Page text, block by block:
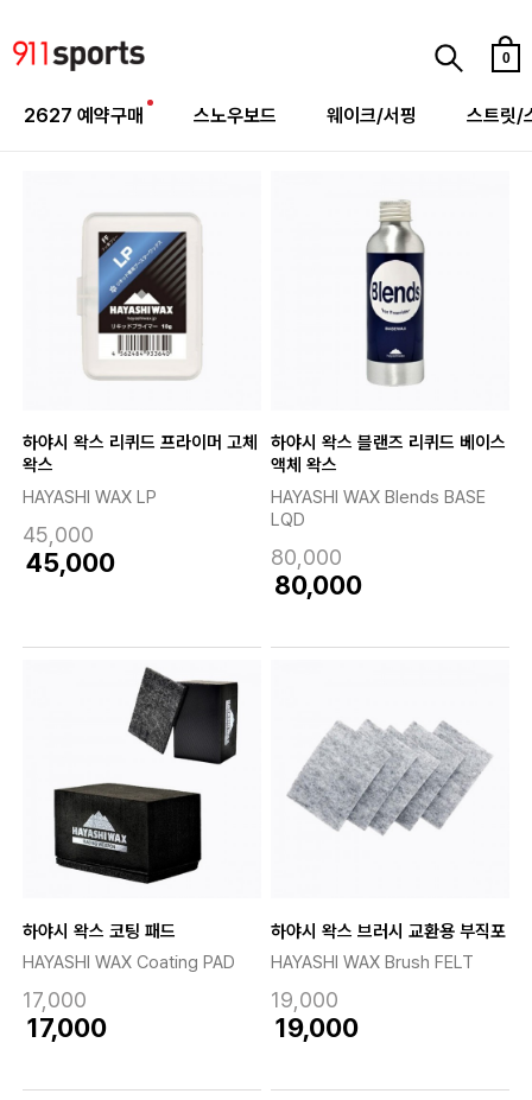
0
2627 예약구매 스노우보드 웨이크/서핑 스트릿/
하야시 왁스 리퀴드 프라이머 고체
왁스
HAYASHI WAX LP
45,000
45,000
하야시 왁스 블랜즈 리퀴드 베이스
액체 왁스
HAYASHI WAX Blends BASE
LQD
80,000
80,000
하야시 왁스 코팅 패드
HAYASHI WAX Coating PAD
17,000
17,000
하야시 왁스 브러시 교환용 부직포
HAYASHI WAX Brush FELT
19,000
19,000